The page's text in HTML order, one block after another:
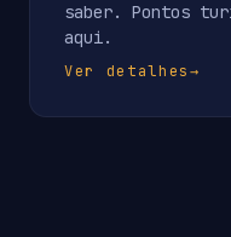
saber. Pontos
aqui.
Ver detalhes→